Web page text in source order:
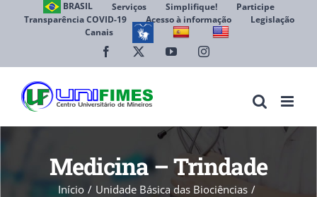
BRASIL Serviços Simplifique!
Participe
Transparência COVID-19
Acesso à informação
Legislação
Canais
Facebook YouTubeInstagram
Medicina – Trindade
Início
Unidade Básica das Biociências